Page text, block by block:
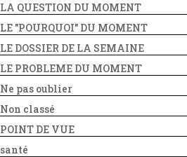
LA QUESTION DU MOMENT
LE "POURQUOI" DU MOMENT
LE DOSSIER DE LA SEMAINE
LE PROBLEME DU MOMENT
Ne pas oublier
Non classé
POINT DE VUE
santé